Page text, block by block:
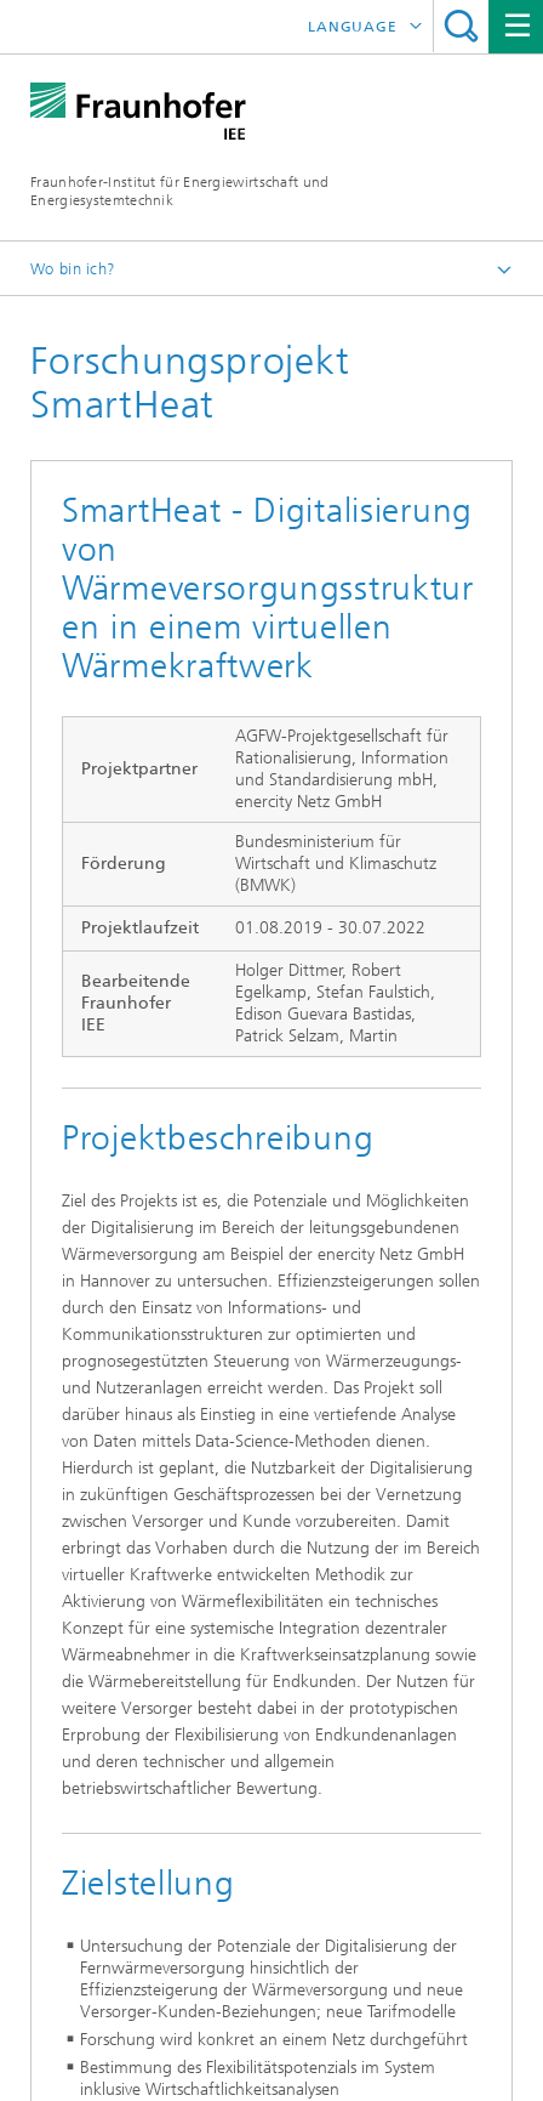
Fraunhofer-Institut für Energiewirtschaft und
Energiesystemtechnik
LANGUAGE
Wo bin ich?
Projekte
Projektsuche
Forschungsprojekt
SmartHeat
SmartHeat - Digitalisierung
von
Wärmeversorgungsstruktur
en in einem virtuellen
Wärmekraftwerk
Projektpartner
AGFW-Projektgesellschaft für
Rationalisierung, Information
und Standardisierung mbH,
enercity Netz GmbH
Förderung
Bundesministerium für
Wirtschaft und Klimaschutz
(BMWK)
Projektlaufzeit 01.08.2019 - 30.07.2022
Bearbeitende
Fraunhofer
IEE
Holger Dittmer, Robert
Egelkamp, Stefan Faulstich,
Edison Guevara Bastidas,
Patrick Selzam, Martin
Projektbeschreibung
Ziel des Projekts ist es, die Potenziale und Möglichkeiten
der Digitalisierung im Bereich der leitungsgebundenen
Wärmeversorgung am Beispiel der enercity Netz GmbH
in Hannover zu untersuchen. Effizienzsteigerungen sollen
durch den Einsatz von Informations- und
Kommunikationsstrukturen zur optimierten und
prognosegestützten Steuerung von Wärmerzeugungs-
und Nutzeranlagen erreicht werden. Das Projekt soll
darüber hinaus als Einstieg in eine vertiefende Analyse
von Daten mittels Data-Science-Methoden dienen.
Hierdurch ist geplant, die Nutzbarkeit der Digitalisierung
in zukünftigen Geschäftsprozessen bei der Vernetzung
zwischen Versorger und Kunde vorzubereiten. Damit
erbringt das Vorhaben durch die Nutzung der im Bereich
virtueller Kraftwerke entwickelten Methodik zur
Aktivierung von Wärmeflexibilitäten ein technisches
Konzept für eine systemische Integration dezentraler
Wärmeabnehmer in die Kraftwerkseinsatzplanung sowie
die Wärmebereitstellung für Endkunden. Der Nutzen für
weitere Versorger besteht dabei in der prototypischen
Erprobung der Flexibilisierung von Endkundenanlagen
und deren technischer und allgemein
betriebswirtschaftlicher Bewertung.
Zielstellung
Untersuchung der Potenziale der Digitalisierung der
Fernwärmeversorgung hinsichtlich der
Effizienzsteigerung der Wärmeversorgung und neue
Versorger-Kunden-Beziehungen; neue Tarifmodelle
Forschung wird konkret an einem Netz durchgeführt
Bestimmung des Flexibilitätspotenzials im System
inklusive Wirtschaftlichkeitsanalysen